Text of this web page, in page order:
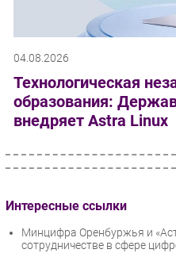
04.08.2026
Технологическая
образования:
внедряет Astra Linux
Интересные ссылки
Минцифра Оренбуржья и
сотрудничестве в сфере